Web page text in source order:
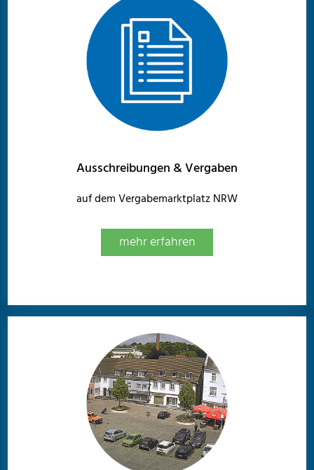
Ausschreibungen & Vergaben
auf dem Vergabemarktplatz NRW
mehr erfahren